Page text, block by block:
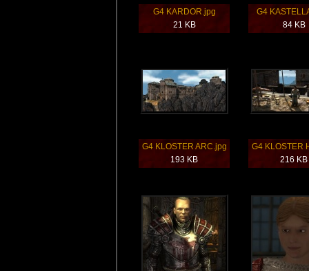
G4 KARDOR.jpg
21 KB
G4
84 KB
G4 KLOSTER ARC.jpg
193 KB
G4 KLOSTER
216 KB